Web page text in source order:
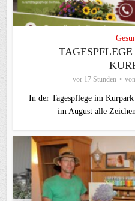
vor 17 Stunden von
In der Tagespflege im Kurpark
im August alle